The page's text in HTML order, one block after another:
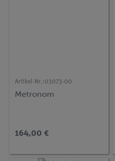
Artikel-Nr.:03073-00
Metronom
164,00 €